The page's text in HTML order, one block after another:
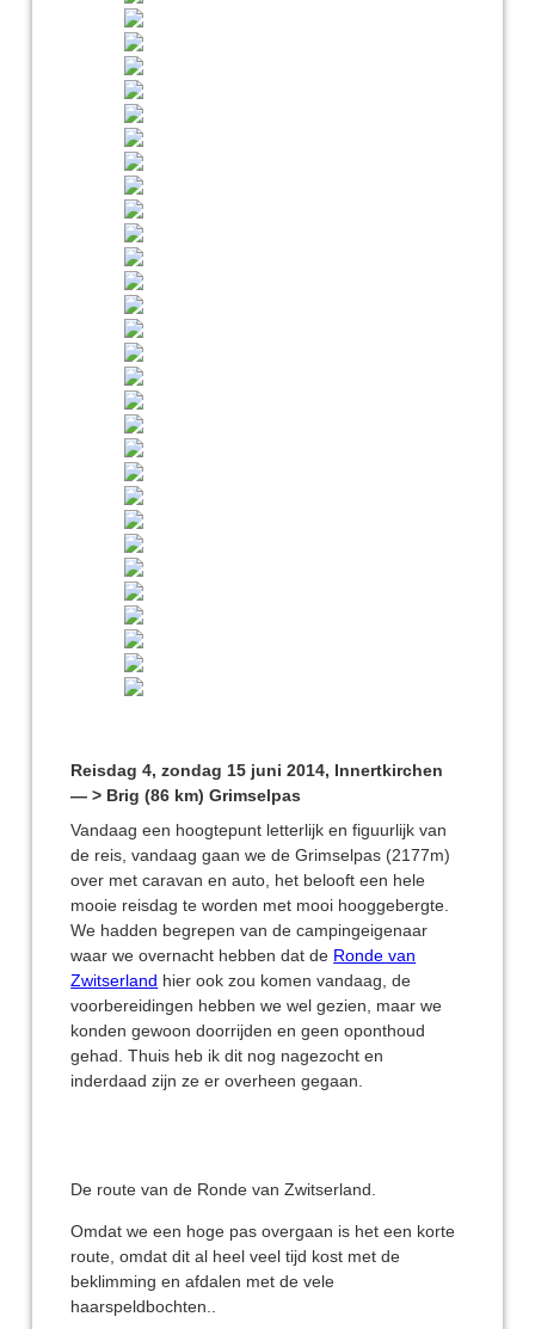
Reisdag 4, zondag 15 juni 2014, Innertkirchen
— > Brig (86 km) Grimselpas
Vandaag een hoogtepunt letterlijk en figuurlijk van
de reis, vandaag gaan we de Grimselpas (2177m)
over met caravan en auto, het belooft een hele
mooie reisdag te worden met mooi hooggebergte.
We hadden begrepen van de campingeigenaar
waar we overnacht hebben dat de Ronde van
Zwitserland hier ook zou komen vandaag, de
voorbereidingen hebben we wel gezien, maar we
konden gewoon doorrijden en geen oponthoud
gehad. Thuis heb ik dit nog nagezocht en
inderdaad zijn ze er overheen gegaan.
De route van de Ronde van Zwitserland.
Omdat we een hoge pas overgaan is het een korte
route, omdat dit al heel veel tijd kost met de
beklimming en afdalen met de vele
haarspeldbochten..